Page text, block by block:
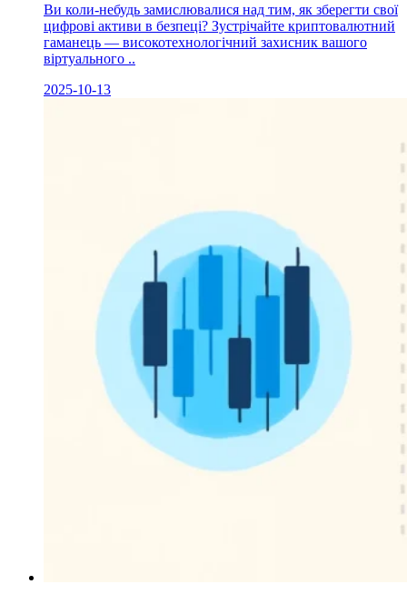
Ви коли-небудь замислювалися над тим, як зберегти свої
цифрові активи в безпеці? Зустрічайте криптовалютний
гаманець — високотехнологічний захисник вашого
віртуального ..
2025-10-13